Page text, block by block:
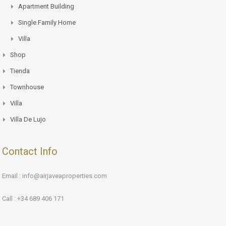
Apartment Building
Single Family Home
Villa
Shop
Tienda
Townhouse
Villa
Villa De Lujo
Contact Info
Email : info@airjaveaproperties.com
Call : +34 689 406 171